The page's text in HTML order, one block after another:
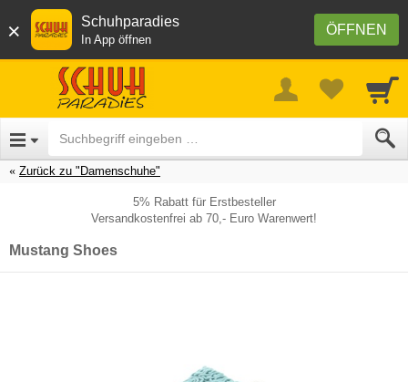
× ÖFFNEN
Schuhparadies
In App öffnen
Zurück zu "Damenschuhe"
5% Rabatt für Erstbesteller
Versandkostenfrei ab 70,- Euro Warenwert!
Mustang Shoes